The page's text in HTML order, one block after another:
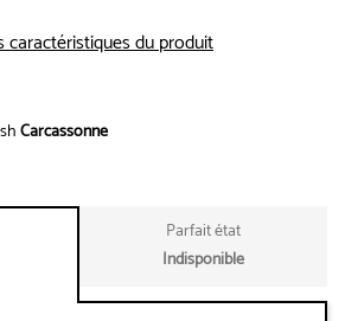
caractéristiques du produit
Carcassonne
Parfait état
Indisponible